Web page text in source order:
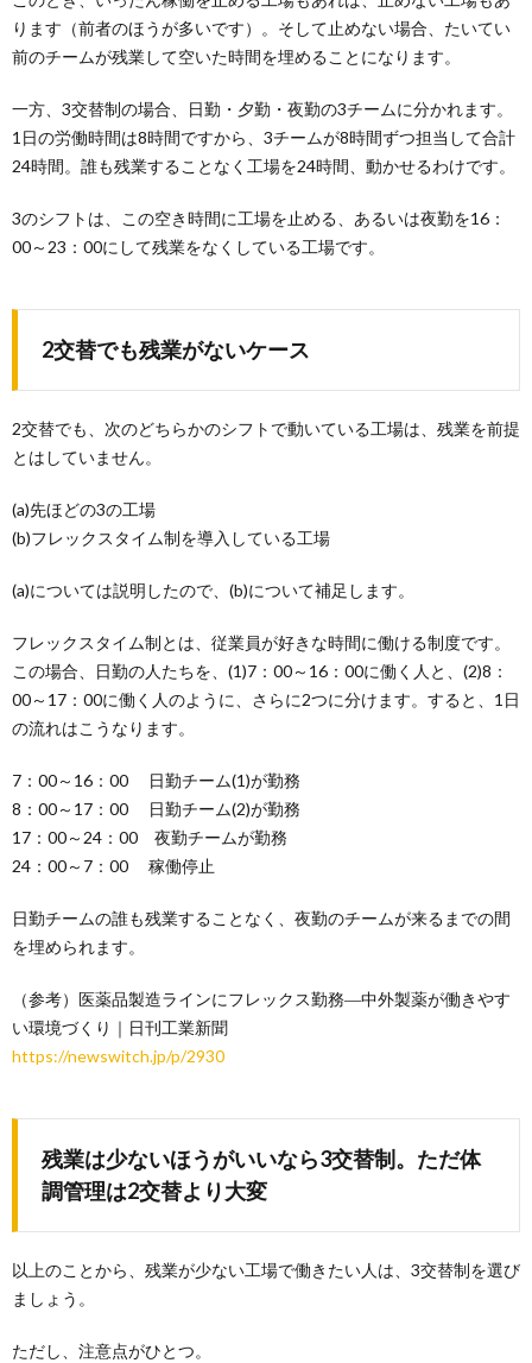
ります（前者のほうが多いです）。そして止めない場合、たいてい
前のチームが残業して空いた時間を埋めることになります。
一方、3交替制の場合、日勤・夕勤・夜勤の3チームに分かれます。
1日の労働時間は8時間ですから、3チームが8時間ずつ担当して合計
24時間。誰も残業することなく工場を24時間、動かせるわけです。
3のシフトは、この空き時間に工場を止める、あるいは夜勤を16：
00～23：00にして残業をなくしている工場です。
2交替でも残業がないケース
2交替でも、次のどちらかのシフトで動いている工場は、残業を前提
とはしていません。
(a)先ほどの3の工場
(b)フレックスタイム制を導入している工場
(a)については説明したので、(b)について補足します。
フレックスタイム制とは、従業員が好きな時間に働ける制度です。
この場合、日勤の人たちを、(1)7：00～16：00に働く人と、(2)8：
00～17：00に働く人のように、さらに2つに分けます。すると、1日
の流れはこうなります。
7：00～16：00 日勤チーム(1)が勤務
8：00～17：00 日勤チーム(2)が勤務
17：00～24：00 夜勤チームが勤務
24：00～7：00 稼働停止
日勤チームの誰も残業することなく、夜勤のチームが来るまでの間
を埋められます。
（参考）医薬品製造ラインにフレックス勤務―中外製薬が働きやす
い環境づくり｜日刊工業新聞
https://newswitch.jp/p/2930
残業は少ないほうがいいなら3交替制。ただ体
調管理は2交替より大変
以上のことから、残業が少ない工場で働きたい人は、3交替制を選び
ましょう。
ただし、注意点がひとつ。